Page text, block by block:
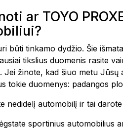
ar TOYO
būti tinkamo dydžio. Šie
tikslius duomenis rasite
Jei žinote, kad šiuo metu Jūsų
tokie duomenys: padangos
nedidelį automobilį ir tai
sportinius automobilius